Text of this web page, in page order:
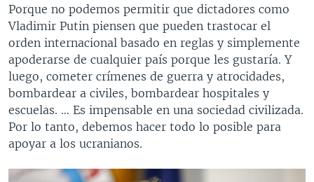
Porque no podemos permitir que dictadores como
Vladimir Putin piensen que pueden trastocar el
orden internacional basado en reglas y simplemente
apoderarse de cualquier país porque les gustaría. Y
luego, cometer crímenes de guerra y atrocidades,
bombardear a civiles, bombardear hospitales y
escuelas. … Es impensable en una sociedad civilizada.
Por lo tanto, debemos hacer todo lo posible para
apoyar a los ucranianos.